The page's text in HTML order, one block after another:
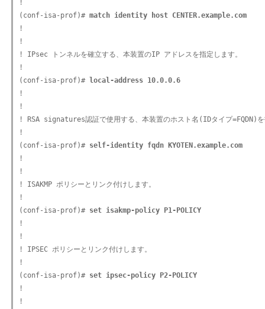
!
(conf-isa-prof)# match identity host CENTER.example.com
!
!
! IPsec トンネルを確立する、本装置のIP アドレスを指定します。
!
(conf-isa-prof)# local-address 10.0.0.6
!
!
! RSA signatures認証で使用する、本装置のホスト名(IDタイプ=FQDN)を
!
(conf-isa-prof)# self-identity fqdn KYOTEN.example.com
!
!
! ISAKMP ポリシーとリンク付けします。
!
(conf-isa-prof)# set isakmp-policy P1-POLICY
!
!
! IPSEC ポリシーとリンク付けします。
!
(conf-isa-prof)# set ipsec-policy P2-POLICY
!
!